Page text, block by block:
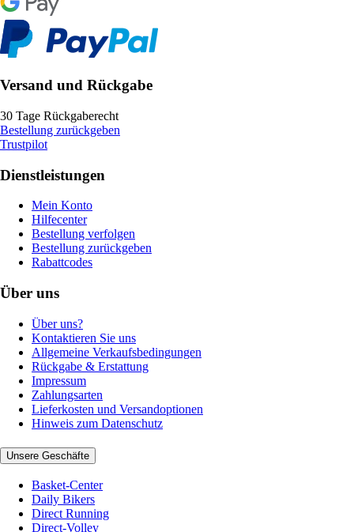
Versand und Rückgabe
30 Tage Rückgaberecht
Bestellung zurückgeben
Trustpilot
Dienstleistungen
Mein Konto
Hilfecenter
Bestellung verfolgen
Bestellung zurückgeben
Rabattcodes
Über uns
Über uns?
Kontaktieren Sie uns
Allgemeine Verkaufsbedingungen
Rückgabe & Erstattung
Impressum
Zahlungsarten
Lieferkosten und Versandoptionen
Hinweis zum Datenschutz
Unsere Geschäfte
Basket-Center
Daily Bikers
Direct Running
Direct-Volley